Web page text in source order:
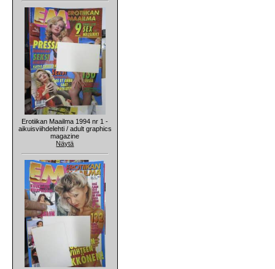
Erotiikan Maailma 1994 nr 1 -
aikuisviihdelehti / adult graphics
magazine
Näytä